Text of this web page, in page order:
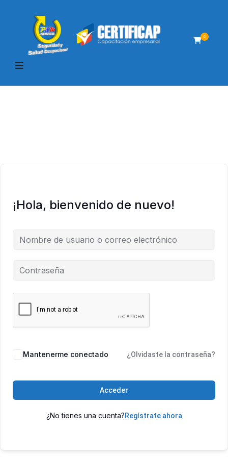
0
¡Hola, bienvenido de nuevo!
Mantenerme conectado ¿Olvidaste la contraseña?
Acceder
¿No tienes una cuenta?Regístrate ahora